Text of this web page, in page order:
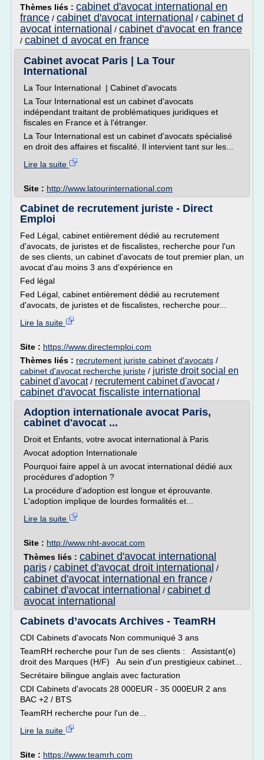
Thèmes liés : cabinet d'avocat international en
france / cabinet d'avocat international / cabinet d
avocat international / cabinet d'avocat en france
/ cabinet d avocat en france
Cabinet avocat Paris | La Tour
International
La Tour International | Cabinet d'avocats
La Tour International est un cabinet d'avocats
indépendant traitant de problématiques juridiques et
fiscales en France et à l'étranger.
La Tour International est un cabinet d'avocats spécialisé
en droit des affaires et fiscalité. Il intervient tant sur les...
Lire la suite
Site : http://www.latourinternational.com
Cabinet de recrutement juriste - Direct
Emploi
Fed Légal, cabinet entièrement dédié au recrutement
d'avocats, de juristes et de fiscalistes, recherche pour l'un
de ses clients, un cabinet d'avocats de tout premier plan, un
avocat d'au moins 3 ans d'expérience en
Fed légal
Fed Légal, cabinet entièrement dédié au recrutement
d'avocats, de juristes et de fiscalistes, recherche pour...
Lire la suite
Site : https://www.directemploi.com
Thèmes liés : recrutement juriste cabinet d'avocats /
cabinet d'avocat recherche juriste / juriste droit social en
cabinet d'avocat/ recrutement cabinet d'avocat/
cabinet d'avocat fiscaliste international
Adoption internationale avocat Paris,
cabinet d'avocat ...
Droit et Enfants, votre avocat international à Paris
Avocat adoption Internationale
Pourquoi faire appel à un avocat international dédié aux
procédures d'adoption ?
La procédure d'adoption est longue et éprouvante.
L'adoption implique de lourdes formalités et...
Lire la suite
Site : http://www.nht-avocat.com
Thèmes liés : cabinet d'avocat international
paris / cabinet d'avocat droit international /
cabinet d'avocat international en france /
cabinet d'avocat international / cabinet d
avocat international
Cabinets d’avocats Archives - TeamRH
CDI Cabinets d'avocats Non communiqué 3 ans
TeamRH recherche pour l'un de ses clients : Assistant(e)
droit des Marques (H/F) Au sein d'un prestigieux cabinet...
Secrétaire bilingue anglais avec facturation
CDI Cabinets d'avocats 28 000EUR - 35 000EUR 2 ans
BAC +2 / BTS
TeamRH recherche pour l'un de...
Lire la suite
Site : https://www.teamrh.com